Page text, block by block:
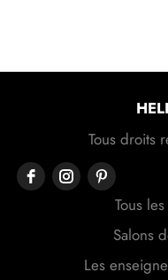
Tous droits
Tous
Salons
Les